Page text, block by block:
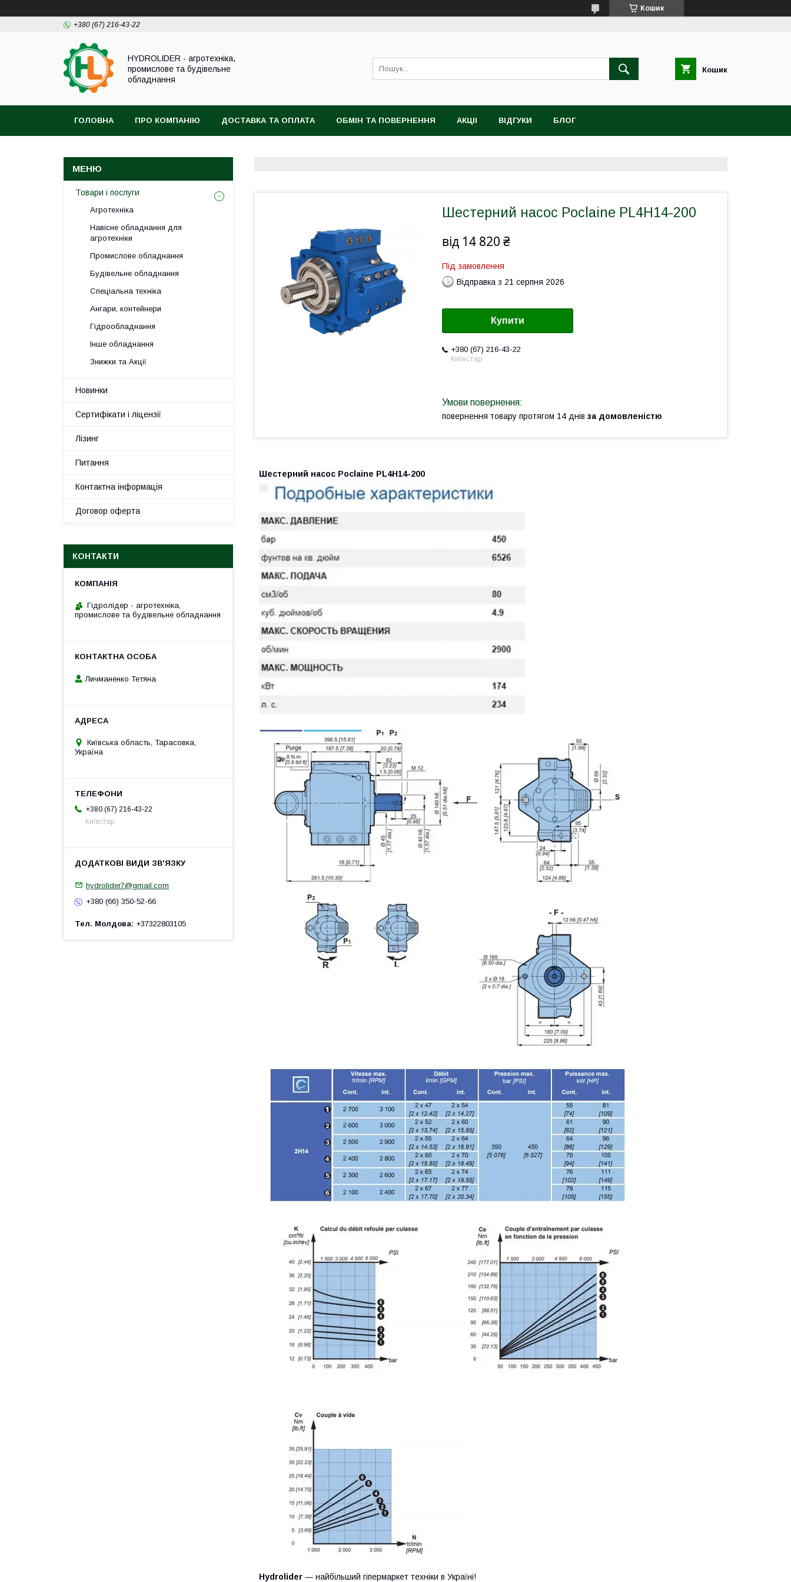
Кошик
+380 (67) 216-43-22
HYDROLIDER - агротехніка,
промислове та будівельне
обладнання
Кошик
ГОЛОВНА ПРО КОМПАНІЮ ДОСТАВКА ТА ОПЛАТА ОБМІН ТА ПОВЕРНЕННЯ АКЦІІ ВІДГУКИ БЛОГ
Шестерний насос Poclaine PL4H14-200
від 14 820 ₴
Під замовлення
Відправка з 21 серпня 2026
Купити
+380 (67) 216-43-22
Київстар
повернення товару протягом 14 днів за домовленістю
Шестерний насос Poclaine PL4H14-200
Hydrolider — найбільший гіпермаркет техніки в Україні!
Товари і послуги
Агротехніка
Навісне обладнання для
агротехніки
Промислове обладнання
Будівельне обладнання
Спеціальна техніка
Ангари, контейнери
Гідрообладнання
Інше обладнання
Знижки та Акції
Новинки
Сертифікати і ліцензії
Лізинг
Питання
Контактна інформація
Договор оферта
КОНТАКТИ
Гідролідер - агротехніка,
промислове та будівельне обладнання
Личманенко Тетяна
Київська область, Тарасовка,
Україна
+380 (67) 216-43-22
Київстар
hydrolider7@gmail.com
+380 (66) 350-52-66
Тел. Молдова +37322803105